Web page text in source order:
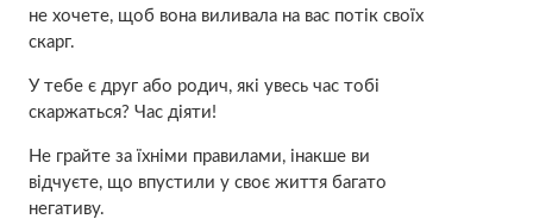
не хочете, щоб вона виливала на вас потік своїх
скарг.
У тебе є друг або родич, які увесь час тобі
скаржаться? Час діяти!
Не грайте за їхніми правилами, інакше ви
відчуєте, що впустили у своє життя багато
негативу.